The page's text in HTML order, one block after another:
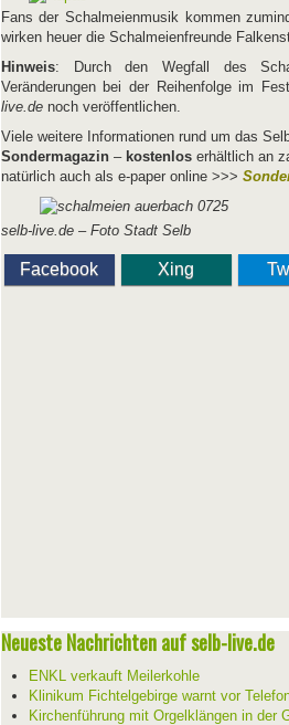
Fans der Schalmeienmusik kommen
wirken heuer die Schalmeienfreunde
Hinweis: Durch den Wegfall des
Veränderungen bei der Reihenfolge im
live.denoch veröffentlichen.
Viele weitere Informationen rund um das
Sondermagazin– kostenloserhältlich an
natürlich auch als e-paper online >>>
selb-live.de – Foto Stadt Selb
Facebook Xing
Neueste Nachrichten auf selb-live.de
ENKL verkauft Meilerkohle
Klinikum Fichtelgebirge warnt vor
Kirchenführung mit Orgelklängen in der